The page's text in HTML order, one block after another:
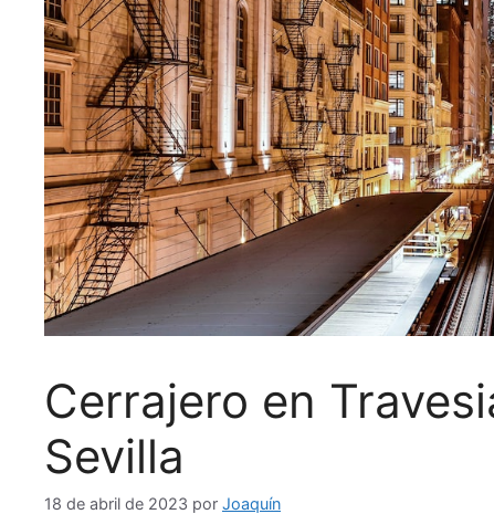
Cerrajero en
Sevilla
18 de abril de 2023 por Joaquín